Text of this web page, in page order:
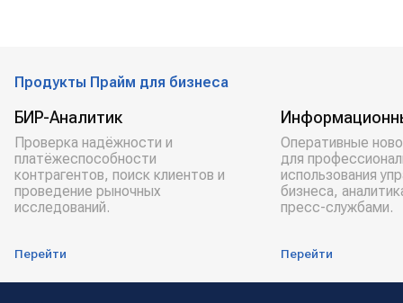
Продукты Прайм для бизнеса
БИР-Аналитик
Проверка надёжности и
платёжеспособности
контрагентов, поиск клиентов и
проведение рыночных
исследований.
Перейти
Оперативные
для
использования
бизнеса,
пресс-службами.
Перейти